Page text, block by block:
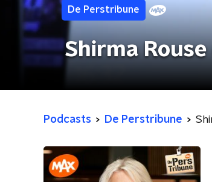
De Perstribune
Shirma
Podcasts De Perstribune